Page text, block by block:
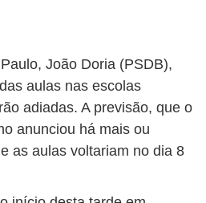
João Doria (PSDB),
aulas nas escolas
adiadas. A previsão, que o
anunciou há mais ou
as aulas voltariam no dia 8